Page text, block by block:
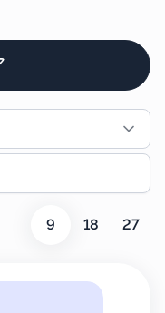
9 18 27